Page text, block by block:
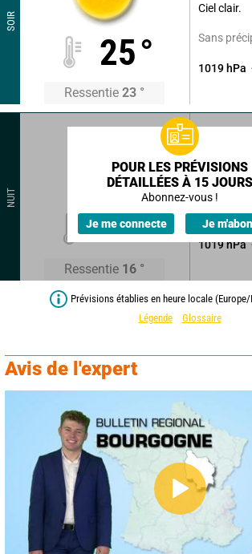
SOIR
25°
Ressentie 23 °
Ciel clair.
Sans
1019 hPa
NUIT
18°
Ressentie 16 °
Ciel clair.
Sans
1019hPa
POUR LES PRÉVISIONS
DÉTAILLÉES À 15 JOURS
Abonnez-vous !
Je me connecte Je
Prévisions établies en heure locale (Europe/
Légende
Glossaire
Avis de l'expert